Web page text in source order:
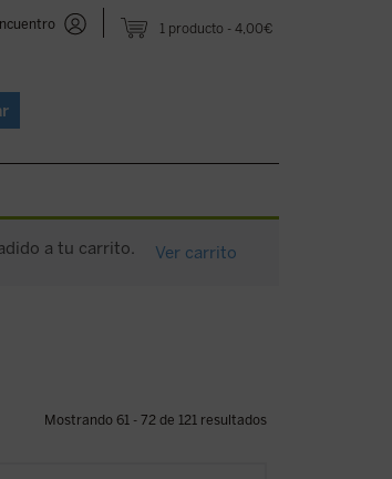
1 producto 4,00€
a tu carrito. Ver carrito
Mostrando 61 - 72 de 121 resultados